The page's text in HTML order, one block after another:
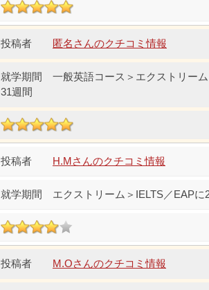
匿名さんのクチコミ情報
一般英語コース＞エクストリー
31週間
H.Mさんのクチコミ情報
エクストリーム＞IELTS／EAPに
M.Oさんのクチコミ情報